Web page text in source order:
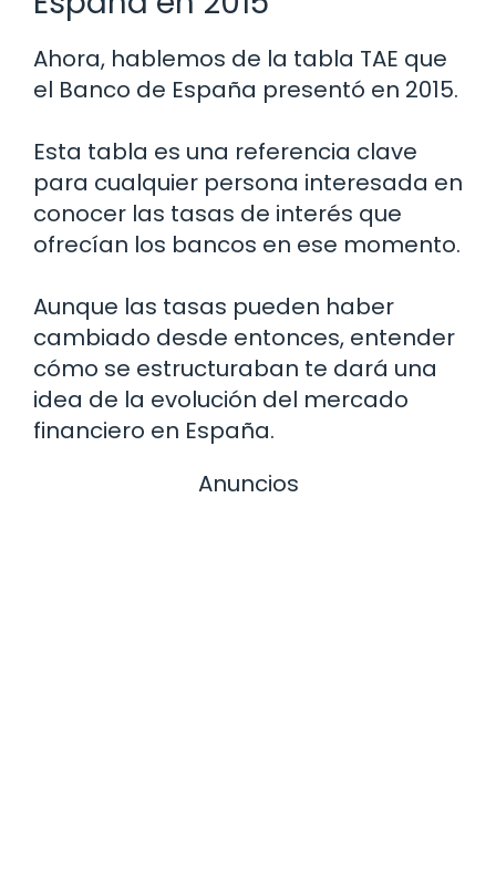
Ahora, hablemos de la tabla TAE que
el Banco de España presentó en 2015.
Esta tabla es una referencia clave
para cualquier persona interesada en
conocer las tasas de interés que
ofrecían los bancos en ese momento.
Aunque las tasas pueden haber
cambiado desde entonces, entender
cómo se estructuraban te dará una
idea de la evolución del mercado
financiero en España.
Anuncios